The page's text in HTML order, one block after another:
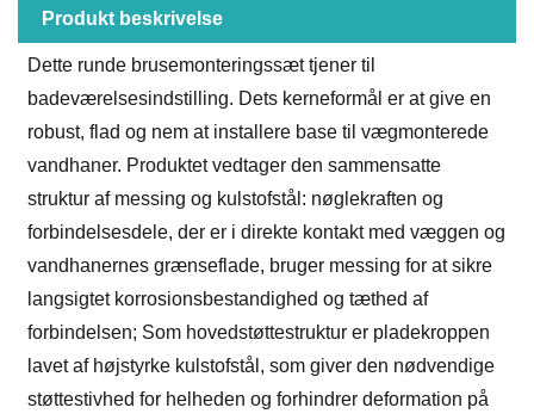
Produkt beskrivelse
Dette runde brusemonteringssæt tjener til
badeværelsesindstilling. Dets kerneformål er at give en
robust, flad og nem at installere base til vægmonterede
vandhaner. Produktet vedtager den sammensatte
struktur af messing og kulstofstål: nøglekraften og
forbindelsesdele, der er i direkte kontakt med væggen og
vandhanernes grænseflade, bruger messing for at sikre
langsigtet korrosionsbestandighed og tæthed af
forbindelsen; Som hovedstøttestruktur er pladekroppen
lavet af højstyrke kulstofstål, som giver den nødvendige
støttestivhed for helheden og forhindrer deformation på